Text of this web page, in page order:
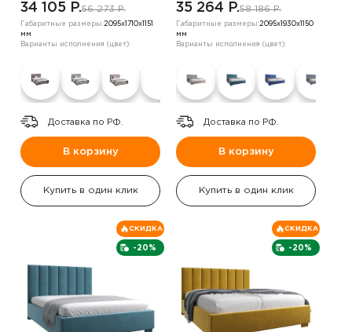
34 105 P.56 273 P.
Габаритные размеры:2095х1710х1151
мм
Варианты исполнения (цвет):
Доставка по РФ.
В корзину
Купить в один клик
35 264 P.58 186 P.
Габаритные размеры:2095х1930х1150
мм
Варианты исполнения (цвет):
Доставка по РФ.
В корзину
Купить в один клик
-20%
СКИДКА
-20%
СКИДКА